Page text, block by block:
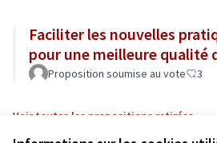
Faciliter les nouvelles
pour une meilleure qualité
Proposition soumise au vote 3
Voir toutes les propositions retirées